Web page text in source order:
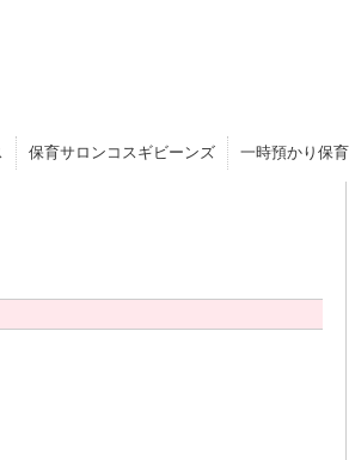
保育サロンコスギビーンズ 一時預かり保育